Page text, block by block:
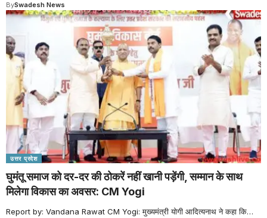
BySwadesh News
उत्तर प्रदेश
घुमंतू समाज को दर-दर की ठोकरें नहीं खानी पड़ेंगी, सम्मान के साथ
मिलेगा विकास का अवसर: CM Yogi
Report by: Vandana Rawat CM Yogi: मुख्यमंत्री योगी आदित्यनाथ ने कहा कि…